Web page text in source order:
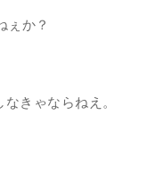
ぇか？
きゃならねえ。